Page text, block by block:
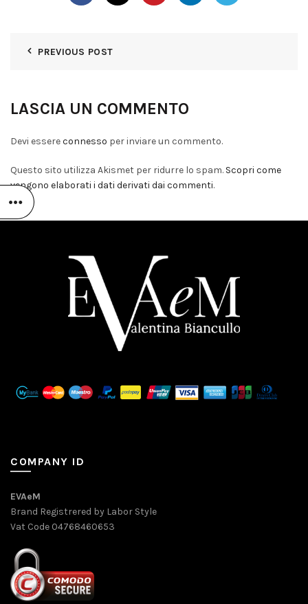
PREVIOUS POST
LASCIA UN COMMENTO
Devi essereconnesso per inviare un commento.
Questo sito utilizza Akismet per ridurre lo spam. Scopri come
vengono elaborati i dati derivati dai commenti.
COMPANY ID
EVAeM
Brand Registrered by Labor Style
Vat Code 04768460653